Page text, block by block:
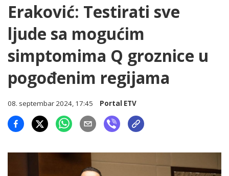
Eraković: Testirati sve
ljude sa mogućim
simptomima Q groznice u
pogođenim regijama
08. septembar 2024, 17:45 Portal ETV